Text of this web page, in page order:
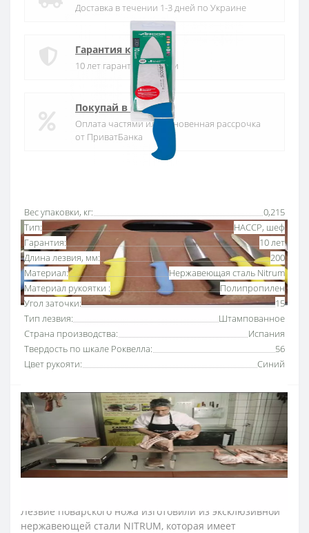
Вес упаковки, кг:
0,215
Тип:
HACCP, шеф
Гарантия:
10 лет
Длина лезвия, мм:
200
Материал:
Нержавеющая сталь Nitrum
Материал рукоятки :
Полипропилен
Угол заточки:
15
Тип лезвия:
Штампованное
Страна производства:
Испания
Твердость по шкале Роквелла:
56
Цвет рукояти:
Синий
Доставка в течении 1-3 дней по Украине
Гарантия качества
10 лет гарантия на ножи
Покупай в кредит
Оплата частями или мгновенная рассрочка
от ПриватБанка
Нож поварской 200 мм Аркос серии "2900" с
рукояткой синего цветапредназначен для
ежедневного использования на кухнях ресторанов и
пищевых производствах, которые придерживаются
принципов HACCP. Для этих целей рукоятки ножей
имеют цветовую кодировку по назначению.
Лезвие поварского ножа изготовили из эксклюзивной
нержавеющей стали NITRUM, которая имеет